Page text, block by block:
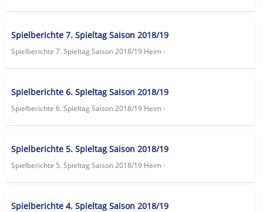
Spielberichte 7. Spieltag Saison 2018/19
Spielberichte 7. Spieltag Saison 2018/19 Heim -
Spielberichte 6. Spieltag Saison 2018/19
Spielberichte 6. Spieltag Saison 2018/19 Heim -
Spielberichte 5. Spieltag Saison 2018/19
Spielberichte 5. Spieltag Saison 2018/19 Heim -
Spielberichte 4. Spieltag Saison 2018/19